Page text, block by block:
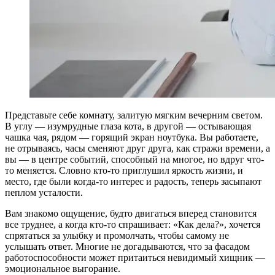
Представьте себе комнату, залитую мягким вечерним светом.
В углу — изумрудные глаза кота, в другой — остывающая
чашка чая, рядом — горящий экран ноутбука. Вы работаете,
не отрываясь, часы сменяют друг друга, как стражи времени, а
вы — в центре событий, способный на многое, но вдруг что-
то меняется. Словно кто-то приглушил яркость жизни, и
место, где были когда-то интерес и радость, теперь засыпают
пеплом усталости.
Вам знакомо ощущение, будто двигаться вперед становится
все труднее, а когда кто-то спрашивает: «Как дела?», хочется
спрятаться за улыбку и промолчать, чтобы самому не
услышать ответ. Многие не догадываются, что за фасадом
работоспособности может притаиться невидимый хищник —
эмоциональное выгорание.